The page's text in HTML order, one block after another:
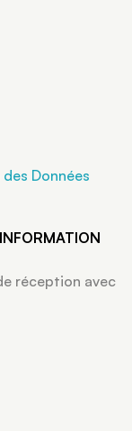
Données
réception avec